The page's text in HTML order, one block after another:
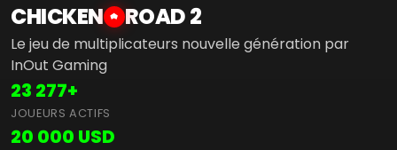
CHICKEN ROAD 2
Le jeu de multiplicateurs nouvelle génération par
InOut Gaming
23 277+
JOUEURS ACTIFS
20 000 USD